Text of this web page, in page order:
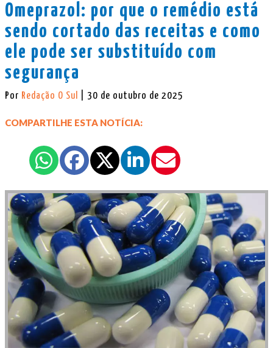
Omeprazol: por que o remédio está
sendo cortado das receitas e como
ele pode ser substituído com
segurança
Por Redação O Sul | 30 de outubro de 2025
COMPARTILHE ESTA NOTÍCIA: